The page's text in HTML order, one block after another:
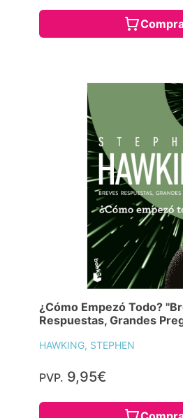
¿Cómo Empezó Todo?
Respuestas, Grandes
HAWKING, STEPHEN
PVP. 9,95€